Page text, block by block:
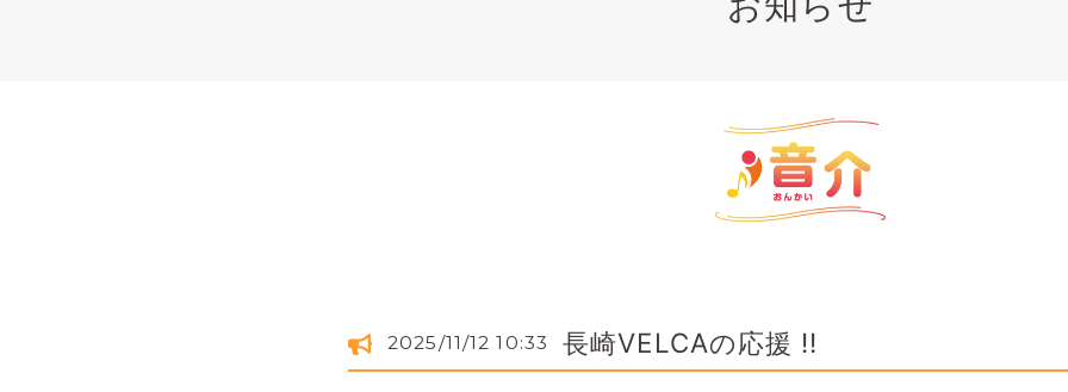
2025/11/12 10:33 長崎VELCAの応援 !!